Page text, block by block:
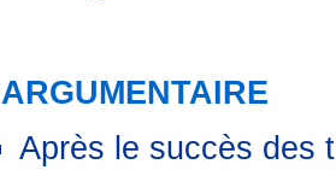
ARGUMENTAIRE
Après le succès des